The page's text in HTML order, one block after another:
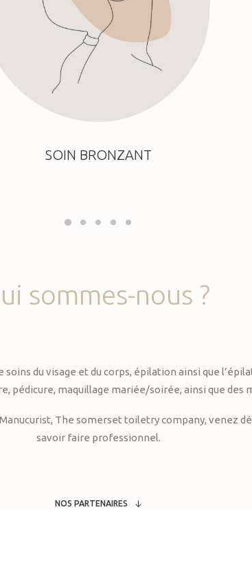
SOIN BRONZANT
sommes-nous ?
soins du visage et du corps, épilation ainsi que
pédicure, maquillage mariée/soirée, ainsi que des
The somerset toiletry company, venez
savoir faire professionnel.
NOS PARTENAIRES